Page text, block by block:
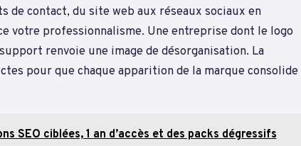
de contact, du site web aux réseaux sociaux en
votre professionnalisme. Une entreprise dont le logo
renvoie une image de désorganisation. La
pour que chaque apparition de la marque consolide
SEO ciblées, 1 an d’accès et des packs dégressifs